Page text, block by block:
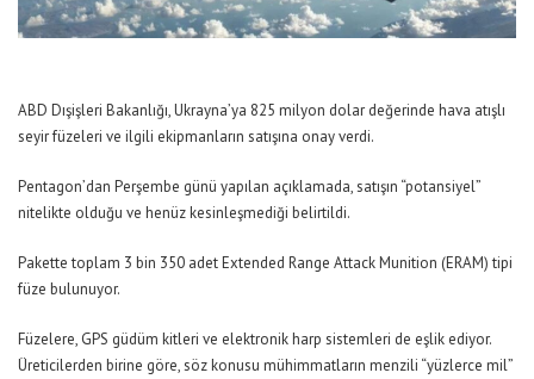
ABD Dışişleri Bakanlığı, Ukrayna’ya 825 milyon dolar değerinde hava atışlı
seyir füzeleri ve ilgili ekipmanların satışına onay verdi.
Pentagon’dan Perşembe günü yapılan açıklamada, satışın “potansiyel”
nitelikte olduğu ve henüz kesinleşmediği belirtildi.
Pakette toplam 3 bin 350 adet Extended Range Attack Munition (ERAM) tipi
füze bulunuyor.
Füzelere, GPS güdüm kitleri ve elektronik harp sistemleri de eşlik ediyor.
Üreticilerden birine göre, söz konusu mühimmatların menzili “yüzlerce mil”